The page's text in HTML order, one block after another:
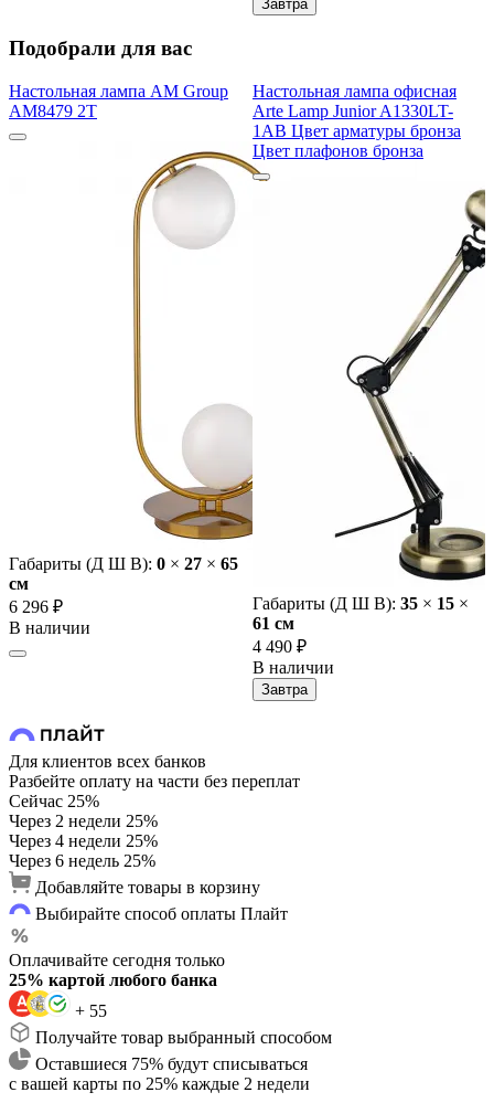
Завтра
Подобрали для вас
Настольная лампа AM Group
AM8479 2T
Габариты (Д Ш В): 0 × 27 × 65
cм
6 296 ₽
В наличии
Настольная лампа офисная
Arte Lamp Junior A1330LT-
1AB Цвет арматуры бронза
Цвет плафонов бронза
Габариты (Д Ш В): 35 × 15 ×
61 cм
4 490 ₽
В наличии
Завтра
Для клиентов всех банков
Разбейте оплату на части без переплат
Сейчас 25%
Через 2 недели 25%
Через 4 недели 25%
Через 6 недель 25%
Добавляйте товары в корзину
Выбирайте способ оплаты Плайт
Оплачивайте сегодня только
25% картой любого банка
+ 55
Получайте товар выбранный способом
Оставшиеся 75% будут списываться
с вашей карты по 25% каждые 2 недели